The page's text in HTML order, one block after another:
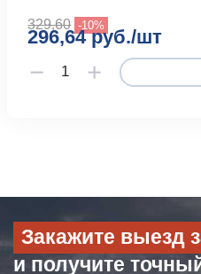
329,60 -10%
296,64 руб./шт
Закажите выезд
и получите